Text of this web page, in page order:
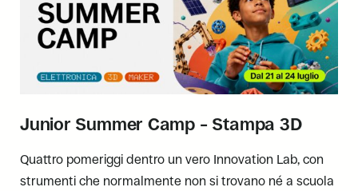
Junior Summer Camp – Stampa 3D
Quattro pomeriggi dentro un vero Innovation Lab, con
strumenti che normalmente non si trovano né a scuola